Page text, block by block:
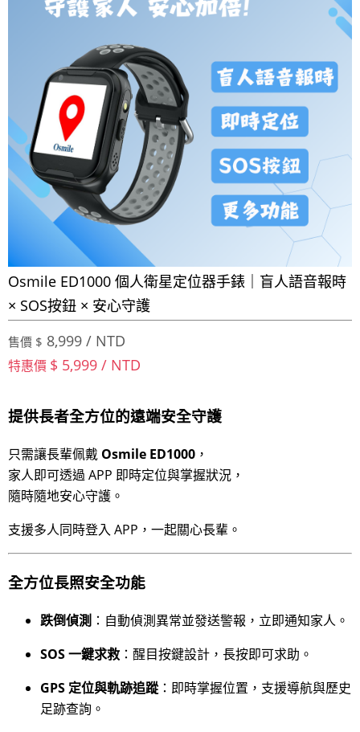
Osmile ED1000 個人衛星定位器手錶｜盲人語音報時
× SOS按鈕 × 安心守護
售價 $ 8,999 / NTD
特惠價 $ 5,999 / NTD
提供長者全方位的遠端安全守護
只需讓長輩佩戴 Osmile ED1000 ，
家人即可透過 APP 即時定位與掌握狀況，
隨時隨地安心守護。
支援多人同時登入 APP，一起關心長輩。
全方位長照安全功能
跌倒偵測 ：自動偵測異常並發送警報，立即通知家人。
SOS 一鍵求救 ：醒目按鍵設計，長按即可求助。
GPS 定位與軌跡追蹤 ：即時掌握位置，支援導航與歷史
足跡查詢。